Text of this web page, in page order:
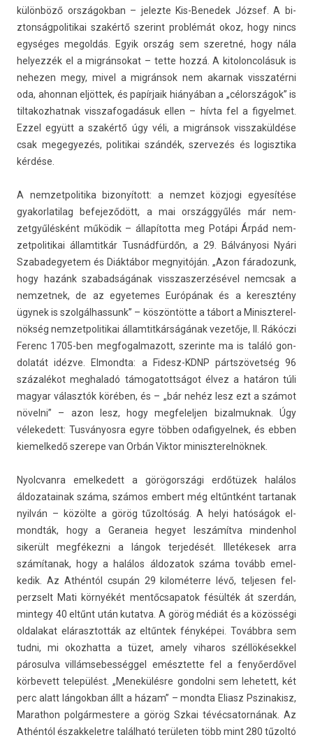
különböző országok­ban – jelez­te Kis-Benedek József. A bi­
zton­ságpolitikai szakértő szerint problémát okoz, hogy nincs
egységes megol­dás. Egyik ország sem szeretné, hogy nála
helyez­zék el a mig­ránsokat – tette hozzá. A kitolon­colásuk is
nehez­en megy, mivel a migránsok nem akar­nak visszatér­ni
oda, ahon­nan eljöttek, és papírjaik hiányában a „célországok” is
til­takoz­hatnak visszafogadásuk ellen – hívta fel a figyel­met.
Ezzel együtt a szakértő úgy véli, a migránsok visszakül­dése
csak megegyezés, politikai szándék, szer­vezés és logisztika
kérdése.
A nem­zetpolitika bi­zonyított: a nem­zet közjogi egyesítése
gyakor­latilag be­fejeződött, a mai országgyűlés már nem­
zetgyűlés­ként működik – állapította meg Potápi Árpád nem­
zetpolitikai állam­titkár Tusnádfürdőn, a 29. Bálványosi Nyári
Szabadegyetem és Diáktábor meg­nyitóján. „Azon fáradozunk,
hogy hazánk szabad­ságának visszas­zerzésével nemcsak a
nem­zetnek, de az egyetemes Európának és a keresztény
ügynek is szol­gálhas­sunk” – köszöntötte a tábort a Miniszterel­
nökség nem­zetpolitikai állam­titkár­ságának vezetője, II. Rákóczi
Ferenc 1705-ben meg­fogal­mazott, szerin­te ma is találó gon­
dolatát idézve. El­mondta: a Fidesz-KDNP pártszövetség 96
százalékot meg­haladó támogatottságot élvez a határon túli
magyar választók körében, és – „bár nehéz lesz ezt a számot
növelni” – azon lesz, hogy meg­felelj­en bi­zal­muknak. Úgy
vélekedett: Tus­ványos­ra egyre többen odafigyel­nek, és ebben
kiemel­kedő szerepe van Orbán Vik­tor miniszterel­nöknek.
Nyolcvan­ra em­el­kedett a görögországi erdőtüzek halálos
áldozatainak száma, számos em­bert még eltűntként tar­tanak
nyilván – közölte a görög tűzoltóság. A helyi hatóságok el­
mondták, hogy a Geraneia hegyet leszámítva min­denhol
sikerült megfékezni a lángok ter­jedését. Illetékesek arra
számítanak, hogy a halálos áldozatok száma tovább em­el­
kedik. Az Athéntól csupán 29 kilométerre lévő, tel­jes­en fel­
perzselt Mati környékét men­tőcsapatok fésülték át szerdán,
min­tegy 40 eltűnt után kutat­va. A görög médiát és a közösségi
ol­dalakat elárasztot­ták az eltűntek fényképei. Továbbra sem
tudni, mi okoz­hatta a tüzet, amely viharos szél­lökések­kel
párosul­va vil­lámsebes­séggel em­észtet­te fel a fenyőerdővel
kör­bevett települést. „Menekülésre gon­dolni sem lehetett, két
perc alatt lán­gokban állt a házam” – mondta Eliasz Pszinakisz,
Marat­hon pol­gármes­tere a görög Szkai tévéc­sator­nának. Az
Athéntól észak­kelet­re található területen több mint 280 tűzoltó